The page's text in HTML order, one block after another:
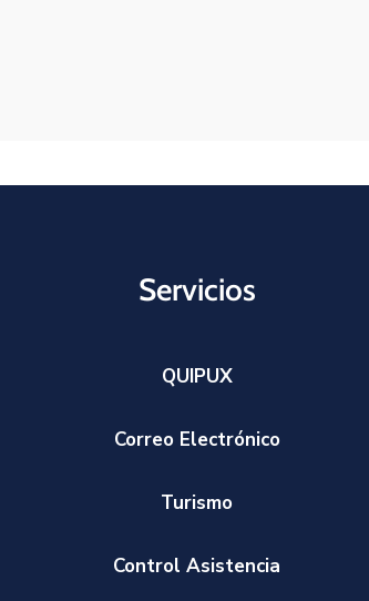
Servicios
QUIPUX
Correo Electrónico
Turismo
Control Asistencia